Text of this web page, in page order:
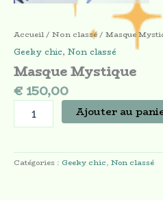
Accueil/ Non classé/ Masque
Geeky chic, Non classé
Masque Mystique
€ 150,00
Ajouter au
Catégories : Geeky chic, Non classé